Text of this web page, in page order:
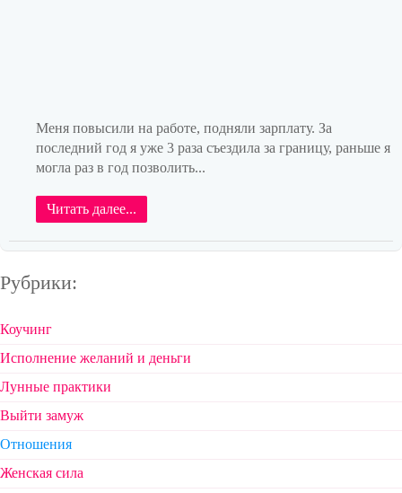
Меня повысили на работе, подняли зарплату. За
последний год я уже 3 раза съездила за границу, раньше я
могла раз в год позволить...
Читать далее...
Рубрики:
Коучинг
Исполнение желаний и деньги
Лунные практики
Выйти замуж
Отношения
Женская сила